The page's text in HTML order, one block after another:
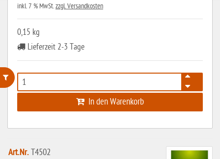
ohne Weizenstärke
ohne Ei
inkl. 7 % MwSt.zzgl. Versandkosten
0,15 kg
Lieferzeit 2-3 Tage
In den Warenkorb
Art.Nr.T4502